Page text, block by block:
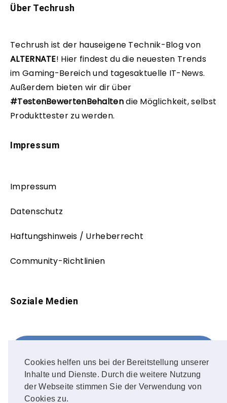
Cookies helfen uns bei der Bereitstellung unserer
Inhalte und Dienste. Durch die weitere Nutzung
der Webseite stimmen Sie der Verwendung von
Cookies zu.
Über Techrush
Techrush ist der hauseigene Technik-Blog von
ALTERNATE! Hier findest du die neuesten Trends
im Gaming-Bereich und tagesaktuelle IT-News.
Außerdem bieten wir dir über
#TestenBewertenBehaltendie Möglichkeit, selbst
Produkttester zu werden.
Impressum
Impressum
Datenschutz
Haftungshinweis / Urheberrecht
Community-Richtlinien
Soziale Medien
FOLLOW ME!
Instagram
OUR PHOTOS!